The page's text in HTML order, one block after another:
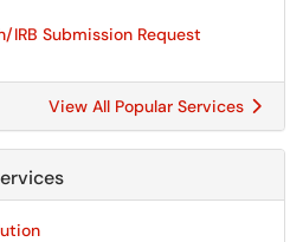
IRB Submission Request
View All Popular Services